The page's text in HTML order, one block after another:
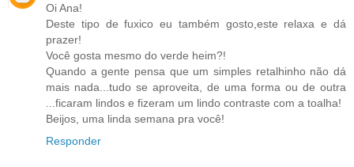
Oi Ana!
Deste tipo de fuxico eu também gosto,este relaxa e dá
prazer!
Você gosta mesmo do verde heim?!
Quando a gente pensa que um simples retalhinho não dá
mais nada...tudo se aproveita, de uma forma ou de outra
...ficaram lindos e fizeram um lindo contraste com a toalha!
Beijos, uma linda semana pra você!
Responder